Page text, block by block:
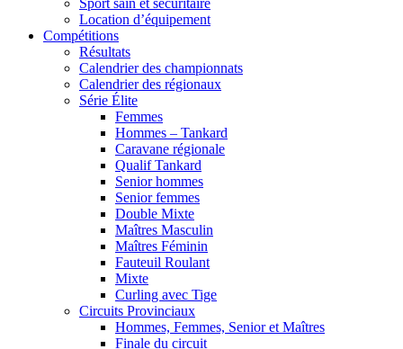
Sport sain et sécuritaire
Location d’équipement
Compétitions
Résultats
Calendrier des championnats
Calendrier des régionaux
Série Élite
Femmes
Hommes – Tankard
Caravane régionale
Qualif Tankard
Senior hommes
Senior femmes
Double Mixte
Maîtres Masculin
Maîtres Féminin
Fauteuil Roulant
Mixte
Curling avec Tige
Circuits Provinciaux
Hommes, Femmes, Senior et Maîtres
Finale du circuit